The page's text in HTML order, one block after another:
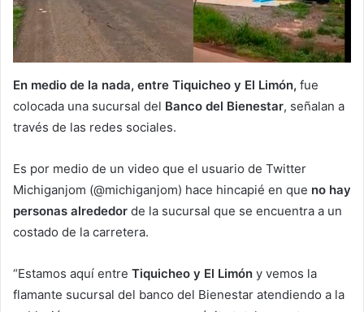
En medio de la nada, entre Tiquicheo y El Limón, fue
colocada una sucursal del Banco del Bienestar, señalan a
través de las redes sociales.
Es por medio de un video que el usuario de Twitter
Michiganjom (@michiganjom) hace hincapié en que no hay
personas alrededor de la sucursal que se encuentra a un
costado de la carretera.
“Estamos aquí entre Tiquicheo y El Limón y vemos la
flamante sucursal del banco del Bienestar atendiendo a la